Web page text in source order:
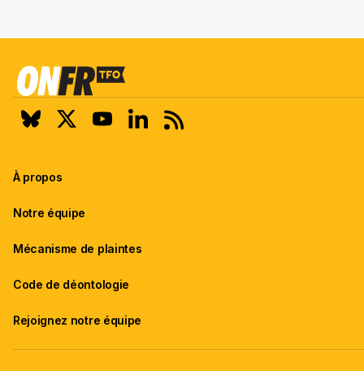
À propos
Notre équipe
Mécanisme de plaintes
Code de déontologie
Rejoignez notre équipe